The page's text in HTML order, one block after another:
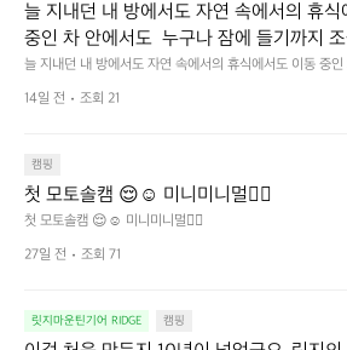
늘 지내던 내 방에서도 자연 속에서의 휴식
중인 차 안에서도  누구나 잠에 들기까지
걸리는 순간이 있습니다.  그럴 때는 차분
려보세요. 마치 암막 커튼을 조용히 내리듯
c® Wind Pro™의 온기가 눈가를 포근히 감
줍니다.  이 슬립 웜을 쓰는 것만으로 그곳은
이 됩니다.  안녕히 주무세요.
늘 지내던 내 방에서도 자연 속에서의 휴식에서도 이동 중인
구나 잠에 들기까지 조금 시간이 걸리는 순간이 있습니다.
게 눈을 가려보세요. 마치 암막 커튼을 조용히 내리듯이.
밤이 됩니다.  안녕히 주무세요.
14일 전 조회 21
캠핑
첫 모토솔캠 😌☺️ 미니미니멀👌🏼
첫 모토솔캠 😌☺️ 미니미니멀👌🏼
27일 전 조회 71
릿지마운틴기어 RIDGE 캠핑